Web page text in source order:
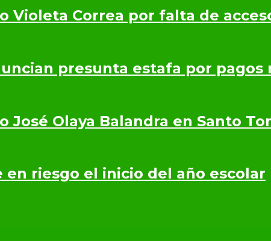
Violeta Correa por falta de
presunta estafa por pagos
Olaya Balandra en Santo
riesgo el inicio del año escolar